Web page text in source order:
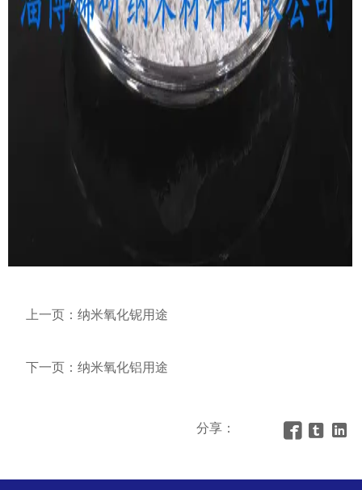
上一页：纳米氧化铌用途
下一页：纳米氧化铝用途
分享：   